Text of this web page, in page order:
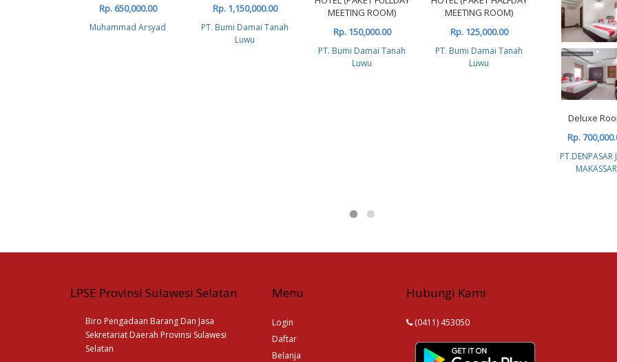
Rp. 650,000.00
Muhammad Arsyad
Rp. 1,150,000.00
PT. Bumi Damai Tanah
Luwu
MEETING ROOM)
Rp. 150,000.00
PT. Bumi Damai Tanah
Luwu
MEETING ROOM)
Rp. 125,000.00
PT. Bumi Damai Tanah
Luwu
Deluxe
Rp.
PT.DENPASAR
MAKASSAR
LPSE Provinsi Sulawesi Selatan
Biro Pengadaan Barang Dan Jasa
Sekretariat Daerah Provinsi Sulawesi
Selatan
Menu
Login
Daftar
Belanja
Hubungi Kami
(0411) 453050